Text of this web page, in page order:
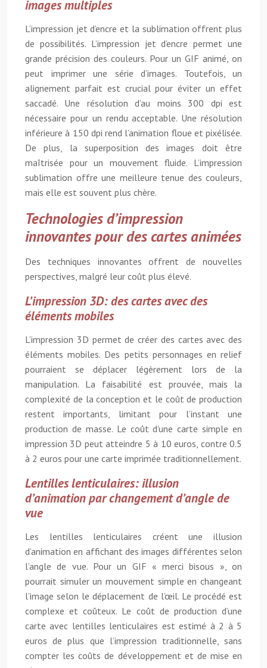
images multiples
L’impression jet d’encre et la sublimation offrent plus
de possibilités. L’impression jet d’encre permet une
grande précision des couleurs. Pour un GIF animé, on
peut imprimer une série d’images. Toutefois, un
alignement parfait est crucial pour éviter un effet
saccadé. Une résolution d’au moins 300 dpi est
nécessaire pour un rendu acceptable. Une résolution
inférieure à 150 dpi rend l’animation floue et pixélisée.
De plus, la superposition des images doit être
maîtrisée pour un mouvement fluide. L’impression
sublimation offre une meilleure tenue des couleurs,
mais elle est souvent plus chère.
Technologies d’impression
innovantes pour des cartes animées
Des techniques innovantes offrent de nouvelles
perspectives, malgré leur coût plus élevé.
L’impression 3D: des cartes avec des
éléments mobiles
L’impression 3D permet de créer des cartes avec des
éléments mobiles. Des petits personnages en relief
pourraient se déplacer légèrement lors de la
manipulation. La faisabilité est prouvée, mais la
complexité de la conception et le coût de production
restent importants, limitant pour l’instant une
production de masse. Le coût d’une carte simple en
impression 3D peut atteindre 5 à 10 euros, contre 0.5
à 2 euros pour une carte imprimée traditionnellement.
Lentilles lenticulaires: illusion
d’animation par changement d’angle de
vue
Les lentilles lenticulaires créent une illusion
d’animation en affichant des images différentes selon
l’angle de vue. Pour un GIF « merci bisous », on
pourrait simuler un mouvement simple en changeant
l’image selon le déplacement de l’œil. Le procédé est
complexe et coûteux. Le coût de production d’une
carte avec lentilles lenticulaires est estimé à 2 à 5
euros de plus que l’impression traditionnelle, sans
compter les coûts de développement et de mise en